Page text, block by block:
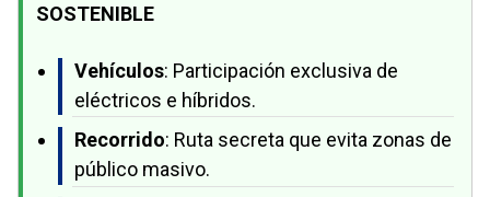
SOSTENIBLE
Vehículos: Participación exclusiva de
eléctricos e híbridos.
Recorrido: Ruta secreta que evita zonas de
público masivo.